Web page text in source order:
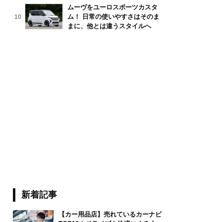
10
ムーヴをユーロスポーツカスタ
ム！ 日常の使いやすさはそのま
まに、他とは違うスタイルへ
新着記事
【カー用品店】売れているカーナビ